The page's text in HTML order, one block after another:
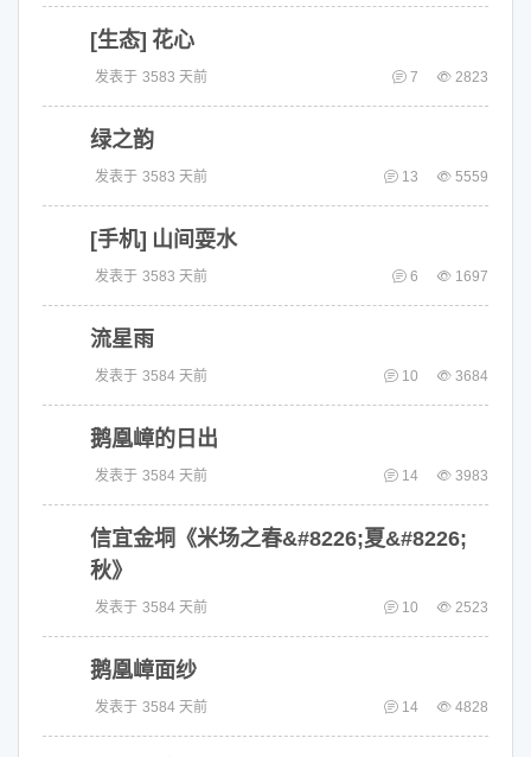
[生态] 花心
发表于 3583 天前 7 2823
绿之韵
发表于 3583 天前 13 5559
[手机] 山间耍水
发表于 3583 天前 6 1697
流星雨
发表于 3584 天前 10 3684
鹅凰嶂的日出
发表于 3584 天前 14 3983
信宜金垌《米场之春&#8226;夏&#8226;
秋》
发表于 3584 天前 10 2523
鹅凰嶂面纱
发表于 3584 天前 14 4828